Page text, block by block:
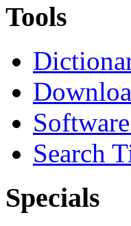
Tools
Search
Specials